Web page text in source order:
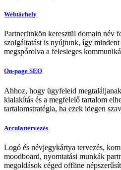
Webtárhely
Partnerünkön keresztül domain név
szolgáltatást is nyújtunk, így
megspórolva a felesleges
On-page SEO
Ahhoz, hogy ügyfeleid
kialakítás és a megfelelő tartalom
tartalomstratégia, ha ezek idegen
Arculattervezés
Logó és névjegykártya tervezés,
moodboard, nyomtatási munkák
megoldások céged offline